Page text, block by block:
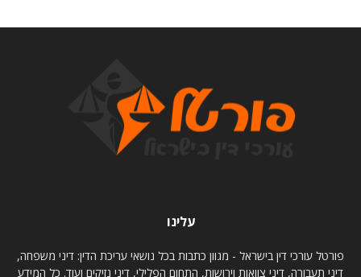
עלינו
פורטל עורכי דין בישראל - מגוון כתבות בכל נושאי עריכת הדין: דיני משפחה,
דיני תעבורה, דיני צוואות וירושות, התחום הפלילי, דיני נזיקים ועוד. כל המידע